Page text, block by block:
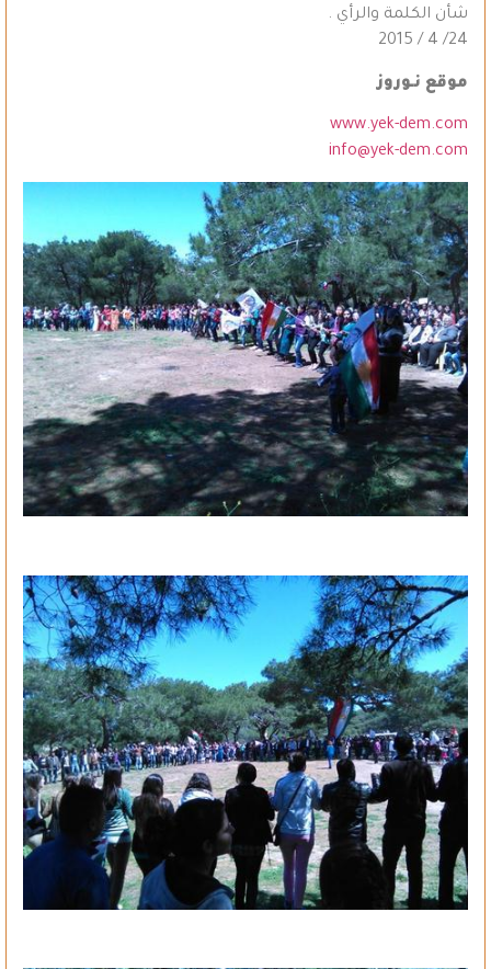
شأن الكلمة والرأي .
24/ 4 / 2015
موقع نـوروز
www.yek-dem.com
info@yek-dem.com